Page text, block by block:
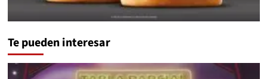
Te pueden interesar